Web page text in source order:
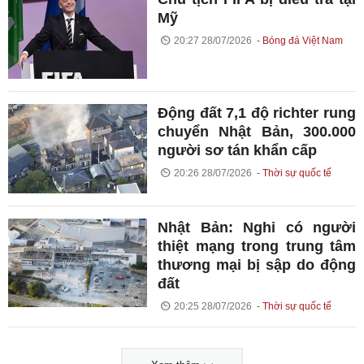
Mỹ
20:27 28/07/2026 Bóng đá Việt Nam
Động đất 7,1 độ richter rung
chuyển Nhật Bản, 300.000
người sơ tán khẩn cấp
20:26 28/07/2026 Thời sự quốc tế
Nhật Bản: Nghi có người
thiệt mạng trong trung tâm
thương mại bị sập do động
đất
20:25 28/07/2026 Thời sự quốc tế